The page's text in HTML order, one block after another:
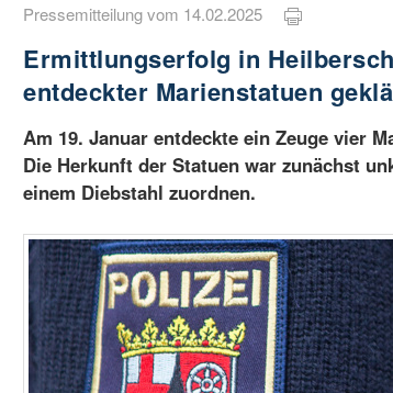
Pressemitteilung vom 14.02.2025
Ermittlungserfolg in
entdeckter Marienstatuen
Am 19. Januar entdeckte ein Zeuge vier
Die Herkunft der Statuen war zunächst
einem Diebstahl zuordnen.